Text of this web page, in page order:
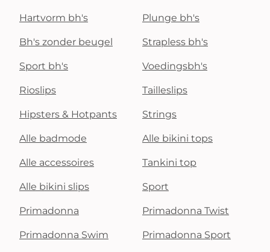
Hartvorm bh's Plunge bh's
Bh's zonder beugel Strapless bh's
Sport bh's Voedingsbh's
Rioslips Tailleslips
Hipsters & Hotpants Strings
Alle badmode Alle bikini tops
Alle accessoires Tankini top
Alle bikini slips Sport
Primadonna Primadonna Twist
Primadonna Swim Primadonna Sport